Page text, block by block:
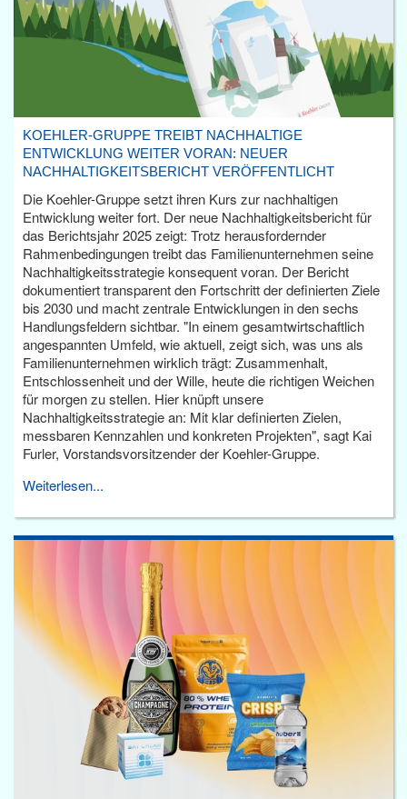
KOEHLER-GRUPPE TREIBT NACHHALTIGE
ENTWICKLUNG WEITER VORAN: NEUER
NACHHALTIGKEITSBERICHT VERÖFFENTLICHT
Die Koehler-Gruppe setzt ihren Kurs zur nachhaltigen
Entwicklung weiter fort. Der neue Nachhaltigkeitsbericht für
das Berichtsjahr 2025 zeigt: Trotz herausfordernder
Rahmenbedingungen treibt das Familienunternehmen seine
Nachhaltigkeitsstrategie konsequent voran. Der Bericht
dokumentiert transparent den Fortschritt der definierten Ziele
bis 2030 und macht zentrale Entwicklungen in den sechs
Handlungsfeldern sichtbar. "In einem gesamtwirtschaftlich
angespannten Umfeld, wie aktuell, zeigt sich, was uns als
Familienunternehmen wirklich trägt: Zusammenhalt,
Entschlossenheit und der Wille, heute die richtigen Weichen
für morgen zu stellen. Hier knüpft unsere
Nachhaltigkeitsstrategie an: Mit klar definierten Zielen,
messbaren Kennzahlen und konkreten Projekten", sagt Kai
Furler, Vorstandsvorsitzender der Koehler-Gruppe.
Weiterlesen...